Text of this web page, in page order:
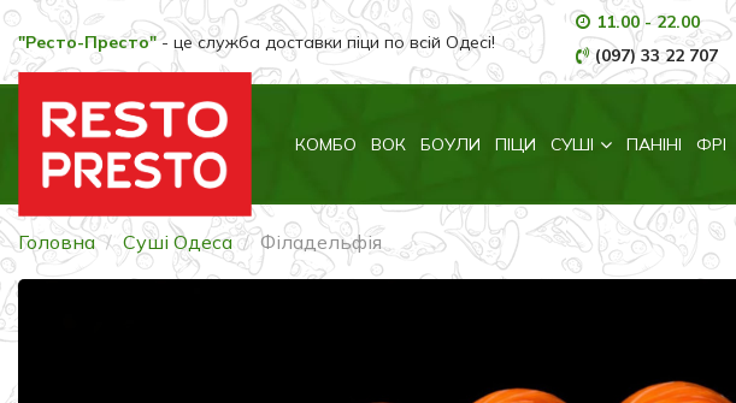
"Ресто-Престо"- це служба доставки піци по всій Одесі!
11.00 - 22.00
(097) 33 22 707
КОМБО ВОК БОУЛИ ПІЦИ СУШІ ПАНІНІ ФРІ
Головна Суші Одеса Філадельфія